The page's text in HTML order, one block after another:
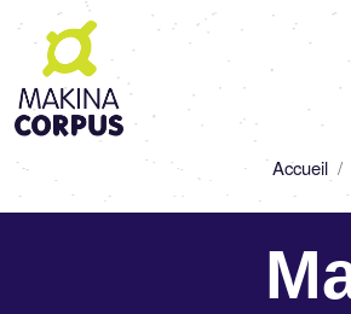
d'Ariane
Accueil